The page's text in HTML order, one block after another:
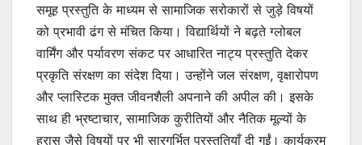
समूह प्रस्तुति के माध्यम से सामाजिक सरोकारों से जुड़े विषयों
को प्रभावी ढंग से मंचित किया। विद्यार्थियों ने बढ़ते ग्लोबल
वार्मिंग और पर्यावरण संकट पर आधारित नाट्य प्रस्तुति देकर
प्रकृति संरक्षण का संदेश दिया। उन्होंने जल संरक्षण, वृक्षारोपण
और प्लास्टिक मुक्त जीवनशैली अपनाने की अपील की। इसके
साथ ही भ्रष्टाचार, सामाजिक कुरीतियों और नैतिक मूल्यों के
ह्रास जैसे विषयों पर भी सारगर्भित प्रस्तुतियाँ दी गईं। कार्यक्रम